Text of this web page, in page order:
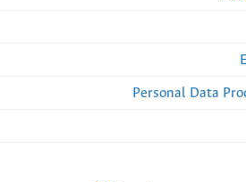
Personal Data